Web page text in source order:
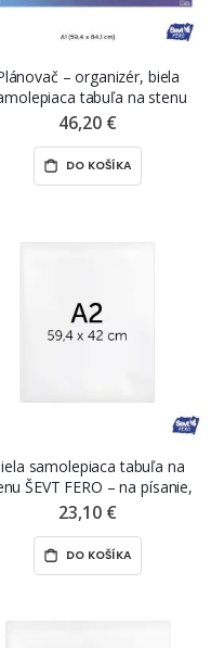
– organizér, biela
tabuľa na stenu
FERO, A1, 84,1 x 59,4 cm
46,20 €
DO KOŠÍKA
samolepiaca tabuľa na
ŠEVT FERO – na písanie,
A2, 59,4 x 42 cm
23,10 €
DO KOŠÍKA